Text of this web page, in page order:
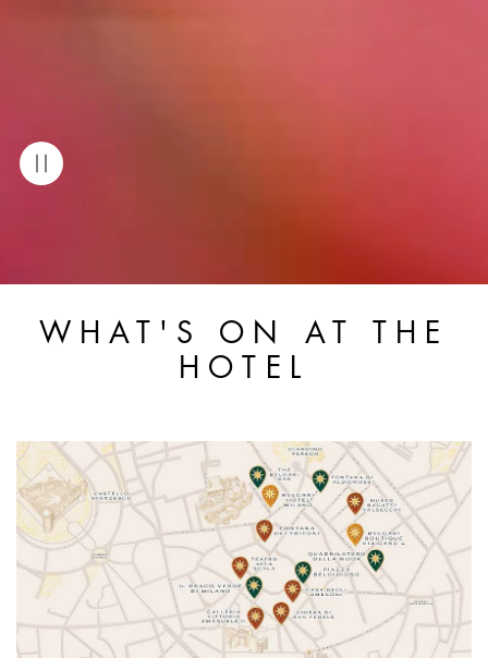
WHAT'S ON AT THE
HOTEL